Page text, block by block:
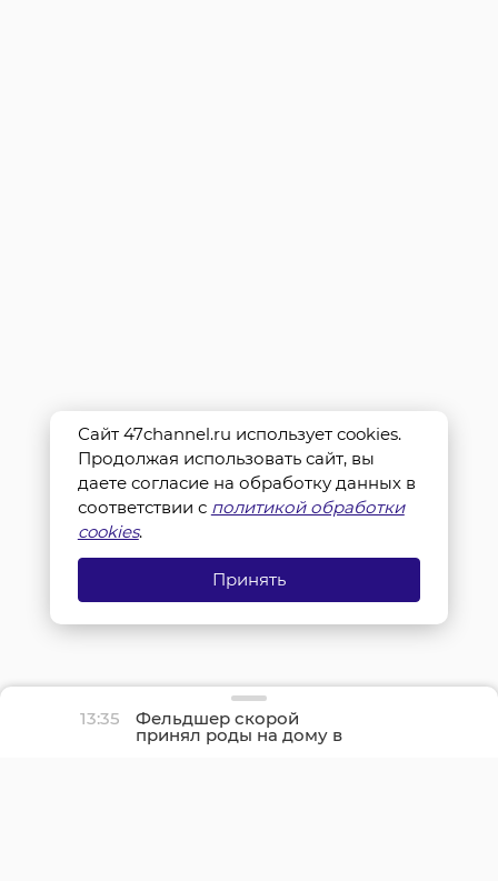
13:35 Фельдшер скорой
принял роды на дому в
Лужском районе
Сайт 47channel.ru использует cookies.
Продолжая использовать сайт, вы
даете согласие на обработку данных в
соответствии с политикой обработки
cookies.
Принять